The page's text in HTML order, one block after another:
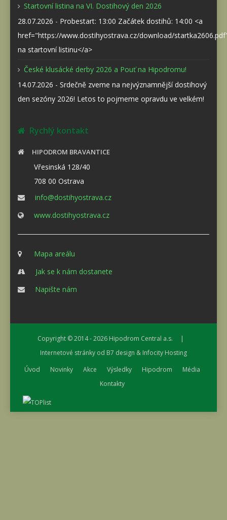
Startovní listina na VI. Dostihový den 2026
28.07.2026 - Probestart: 13:00 Začátek dostihů: 14:00 <a
href="https://www.dostihyostrava.cz/download/
na startovní listinu</a>
České klusácké derby 2026 a Pouť na Hipodromu!
14.07.2026 - Srdečně zveme na nejvýznamnější dostihový
den sezóny 2026! Letos to pojmeme opravdu ve velkém!
Rychlý kontakt
HIPODROM BRAVANTICE
Vřesinská 128/40
708 00 Ostrava
info@dostihyostrava.cz
www.dostihyostrava.cz
Mapa areálu
Jak se k nám dostanete
Napište nám
Copyright © 2014 - 2026 Hipodrom Central a.s. |
Internetové stránky od B7 design & Infocity Hosting
Úvod
Novinky Akce Výsledky Hipodrom
Média
Kontakty